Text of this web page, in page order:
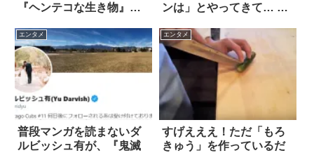
『ヘンテコな生き物』が
ンは」とやってきて… 4
エンタメ
普段マンガを読まないダ
ルビッシュ有が、『鬼滅
エンタメ
すげえええ！ただ「もろ
きゅう」を作っているだ